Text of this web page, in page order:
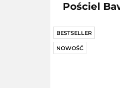
Pościel
BESTSELLER
NOWOŚĆ